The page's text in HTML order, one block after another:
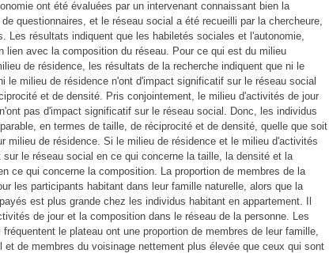
ont été évaluées par un intervenant connaissant bien la
questionnaires, et le réseau social a été recueilli par la chercheure,
Les résultats indiquent que les habiletés sociales et l'autonomie,
lien avec la composition du réseau. Pour ce qui est du milieu
de résidence, les résultats de la recherche indiquent que ni le
le milieu de résidence n'ont d'impact significatif sur le réseau social
et de densité. Pris conjointement, le milieu d'activités de jour
pas d'impact significatif sur le réseau social. Donc, les individus
en termes de taille, de réciprocité et de densité, quelle que soit
milieu de résidence. Si le milieu de résidence et le milieu d'activités
sur le réseau social en ce qui concerne la taille, la densité et la
ce qui concerne la composition. La proportion de membres de la
les participants habitant dans leur famille naturelle, alors que la
est plus grande chez les individus habitant en appartement. Il
de jour et la composition dans le réseau de la personne. Les
le plateau ont une proportion de membres de leur famille,
et de membres du voisinage nettement plus élevée que ceux qui sont